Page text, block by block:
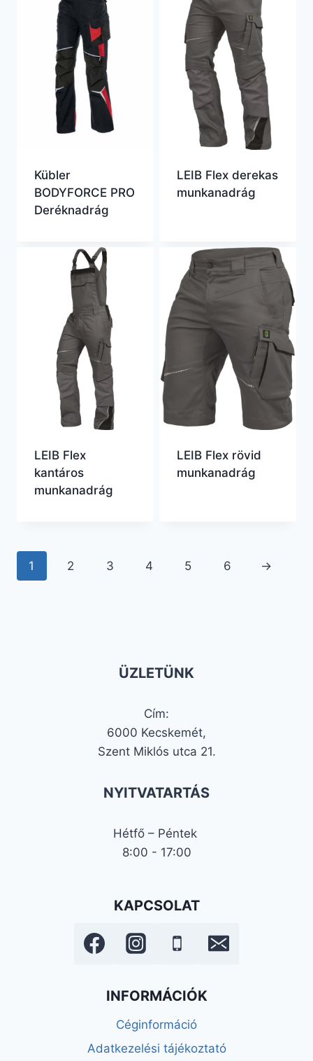
Kübler
BODYFORCE PRO
Deréknadrág
LEIB Flex derekas
munkanadrág
LEIB Flex
kantáros
munkanadrág
LEIB Flex rövid
munkanadrág
1 2 3 4 5 6 →
ÜZLETÜNK
Cím:
6000 Kecskemét,
Szent Miklós utca 21.
NYITVATARTÁS
Hétfő – Péntek
8:00 - 17:00
KAPCSOLAT
INFORMÁCIÓK
Céginformáció
Adatkezelési tájékoztató